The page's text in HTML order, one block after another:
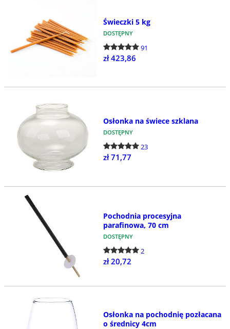
Świeczki 5 kg
DOSTĘPNY
91
zł 423,86
Osłonka na świece szklana
DOSTĘPNY
23
zł 71,77
Pochodnia procesyjna
parafinowa, 70 cm
DOSTĘPNY
2
zł 20,72
Osłonka na pochodnię pozłacana
o średnicy 4cm